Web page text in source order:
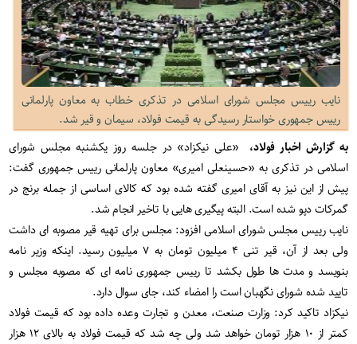
نایب رییس مجلس شورای اسلامی در تذکری خطاب به معاون پارلمانی
رییس جمهوری خواستار رسیدگی به قیمت فولاد، سیمان و قیر شد.
به گزارش اخبار فولاد،
«علی نیکزاد» در جلسه روز یکشنبه مجلس شورای
اسلامی در تذکری به «حسینعلی امیری» معاون پارلمانی رییس جمهوری گفت:
پیش از این نیز به آقای امیری گفته شده بود که کالای اساسی از جمله برنج در
گمرکات دپو شده است. البته پیگیری هایی با تاخیر انجام شد.
نایب رییس مجلس شورای اسلامی افزود: مجلس برای تهیه قیر مصوبه ای داشت
ولی بعد از آن، قیر تنی ۴ میلیون تومان به ۷ میلیون رسید. اینکه وزیر نامه
بنویسد و مدت ها طول بکشد تا رییس جمهوری نامه ای که مصوبه مجلس و
تایید شده شورای نگهبان است را امضاء کند، جای سوال دارد.
نیکزاد تاکید کرد: وزارت صنعت، معدن و تجارت وعده داده بود که قیمت فولاد
کمتر از ۱۰ هزار تومان خواهد شد ولی چه شد که قیمت فولاد به بالای ۱۲ هزار